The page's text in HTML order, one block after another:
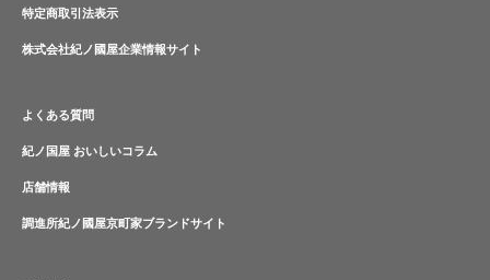
特定商取引法表示
株式会社紀ノ國屋企業情報サイト
よくある質問
紀ノ国屋 おいしいコラム
店舗情報
調進所紀ノ國屋京町家ブランドサイト